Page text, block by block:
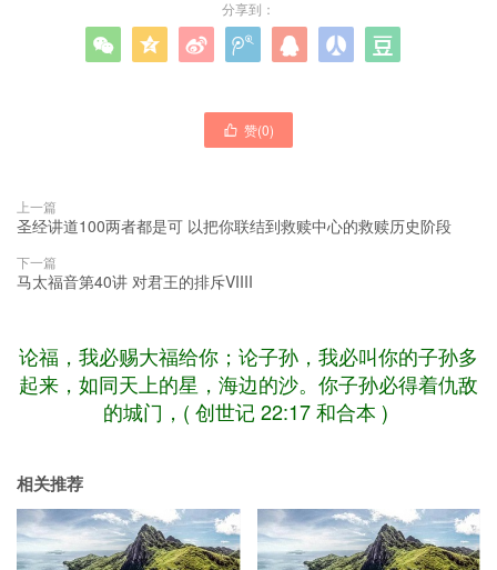
分享到：
      
 赞(0)
上一篇
圣经讲道100两者都是可 以把你联结到救赎中心的救赎历史阶段
下一篇
马太福音第40讲 对君王的排斥VIIII
论福，我必赐大福给你；论子孙，我必叫你的子孙多
起来，如同天上的星，海边的沙。你子孙必得着仇敌
的城门，( 创世记 22:17 和合本 )
相关推荐